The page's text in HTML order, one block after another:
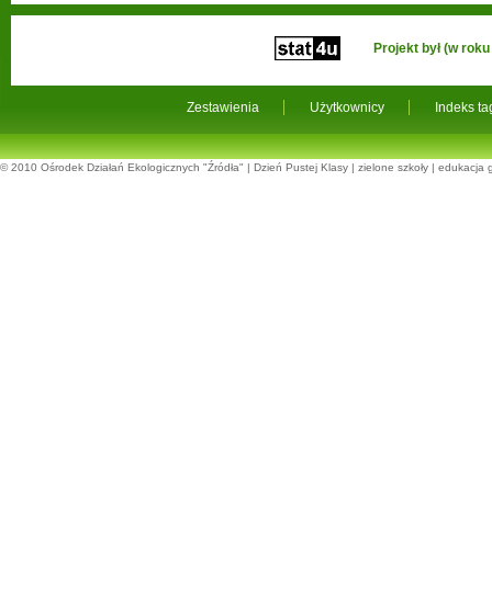
Zestawienia Użytkownicy Indeks
Projekt był (w
© 2010 Ośrodek Działań Ekologicznych "Źródła" | Dzień Pustej Klasy | zielone szkoły | edukacja